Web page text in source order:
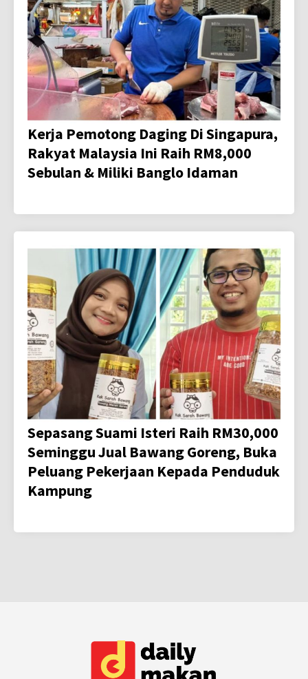
Kerja Pemotong Daging Di Singapura,
Rakyat Malaysia Ini Raih RM8,000
Sebulan & Miliki Banglo Idaman
Sepasang Suami Isteri Raih RM30,000
Seminggu Jual Bawang Goreng, Buka
Peluang Pekerjaan Kepada Penduduk
Kampung